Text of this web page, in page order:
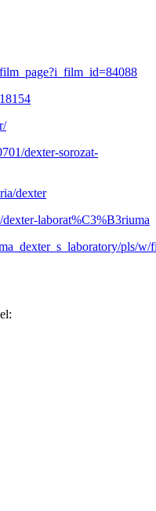
dexter-sorozat-
dexter
laborat%C3%B3riuma
pls/w/